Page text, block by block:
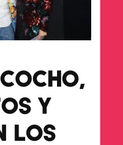
Y
LOS